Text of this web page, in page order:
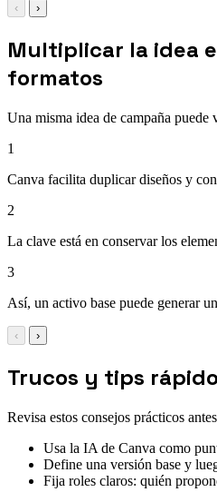
‹ ›
Multiplicar la idea
formatos
Una misma idea de campaña
1
Canva facilita duplicar diseños y
2
La clave está en conservar los
3
Así, un activo base puede generar
‹ ›
Trucos y tips
Revisa estos consejos prácticos
Usa la IA de Canva como
Define una versión base y
Fija roles claros: quién